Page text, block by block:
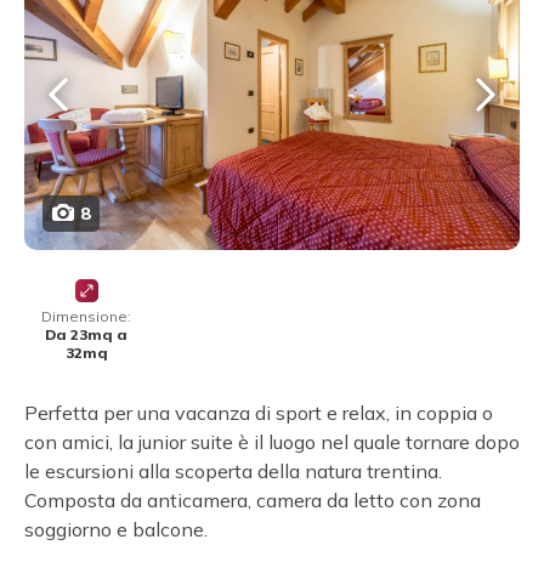
8
Dimensione:
Da 23mq a
32mq
Perfetta per una vacanza di sport e relax, in coppia o
con amici, la junior suite è il luogo nel quale tornare dopo
le escursioni alla scoperta della natura trentina.
Composta da anticamera, camera da letto con zona
soggiorno e balcone.